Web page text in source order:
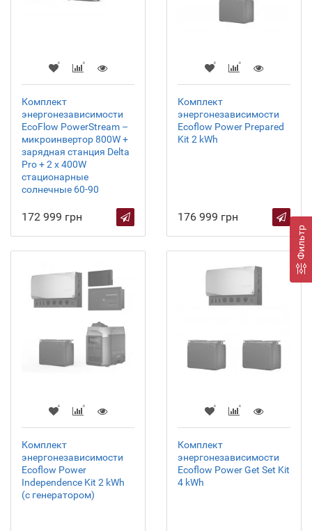
Фильтр
Комплект
энергонезависимости
EcoFlow PowerStream –
микроинвертор 800W +
зарядная станция Delta
Pro + 2 x 400W
стационарные
солнечные 60-90
172 999 грн
Комплект
энергонезависимости
Ecoflow Power Prepared
Kit 2 kWh
176 999 грн
Комплект
энергонезависимости
Ecoflow Power
Independence Kit 2 kWh
(с генератором)
Комплект
энергонезависимости
Ecoflow Power Get Set Kit
4 kWh